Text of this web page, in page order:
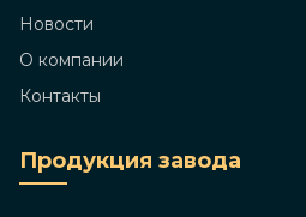
Новости
О компании
Контакты
Продукция завода